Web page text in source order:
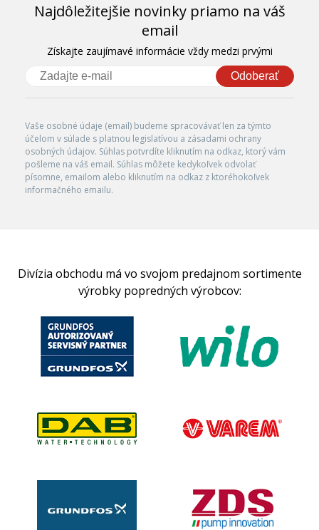
Najdôležitejšie novinky priamo na váš
email
Získajte zaujímavé informácie vždy medzi prvými
Odoberať
Vaše osobné údaje (email) budeme spracovávať len za týmto
účelom v súlade s platnou legislatívou a zásadami ochrany
osobných údajov. Súhlas potvrdíte kliknutím na odkaz, ktorý vám
pošleme na váš email. Súhlas môžete kedykoľvek odvolať
písomne, emailom alebo kliknutím na odkaz z ktoréhokoľvek
informačného emailu.
Divízia obchodu má vo svojom predajnom sortimente
výrobky popredných výrobcov: